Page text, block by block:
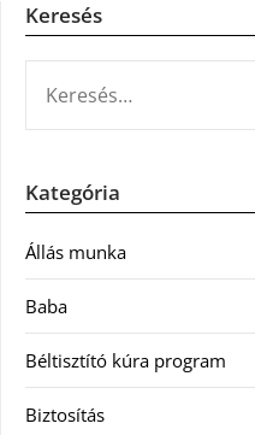
Keresés
Kategória
Állás munka
Baba
Béltisztító kúra program
Biztosítás